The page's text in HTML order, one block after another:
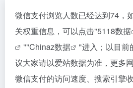
微信支付浏览人数已经达到74，
关权重信息，可以点击"5118数据
""Chinaz数据
"进入；以目前
议大家请以爱站数据为准，更多
微信支付的访问速度、搜索引擎